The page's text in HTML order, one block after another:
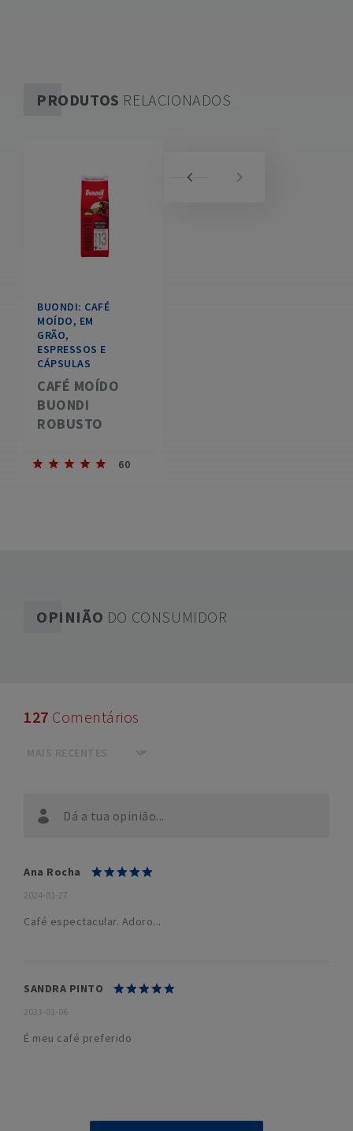
PRODUTOS RELACIONADOS
BUONDI: CAFÉ
MOÍDO, EM
GRÃO,
ESPRESSOS E
CÁPSULAS
CAFÉ MOÍDO
BUONDI
ROBUSTO
60
OPINIÃO DO CONSUMIDOR
Dá a tua opinião...
127 Comentários
Ana Rocha
2024-01-27
Café espectacular. Adoro...
SANDRA PINTO
2023-01-06
É meu café preferido